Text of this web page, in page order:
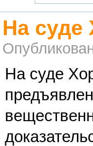
На суде
На суде